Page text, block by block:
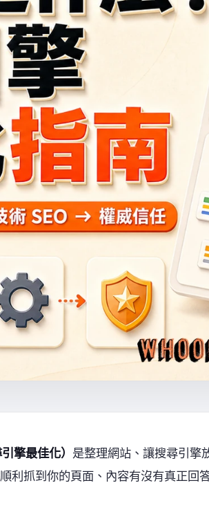
擎最佳化） 是整理網站、讓搜尋引擎
利抓到你的頁面、內容有沒有真正回